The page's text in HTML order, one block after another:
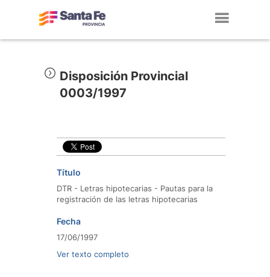
Disposición Provincial
0003/1997
Título
DTR - Letras hipotecarias - Pautas para la
registración de las letras hipotecarias
Fecha
17/06/1997
Ver texto completo